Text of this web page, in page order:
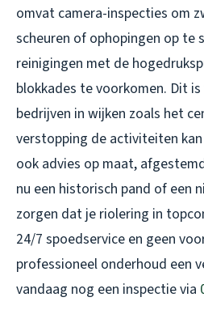
omvat camera-inspecties om
scheuren of ophopingen op te
reinigingen met de
blokkades te voorkomen. Dit
bedrijven in wijken zoals het
verstopping de activiteiten
ook advies op maat,
nu een historisch pand of een
zorgen dat je riolering in
24/7 spoedservice en geen
professioneel onderhoud een
vandaag nog een inspectie via